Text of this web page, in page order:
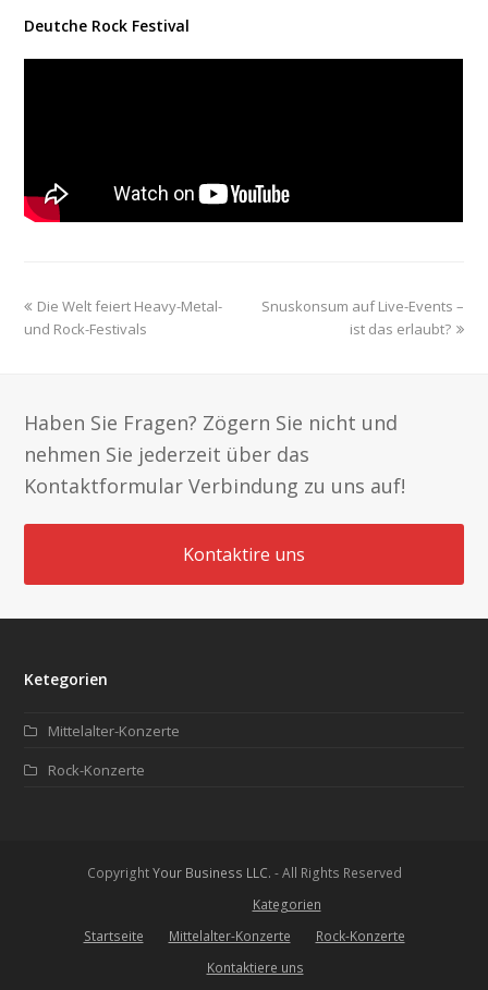
Deutche Rock Festival
previous
post:
Die Welt feiert Heavy-Metal-
und Rock-Festivals
next
Snuskonsum auf Live-Events –
ist das erlaubt?
Haben Sie Fragen? Zögern Sie nicht und
nehmen Sie jederzeit über das
Kontaktformular Verbindung zu uns auf!
Kontaktire uns
Ketegorien
Mittelalter-Konzerte
Rock-Konzerte
CopyrightYour Business LLC. - All Rights Reserved
Startseite
Kategorien
Mittelalter-Konzerte
Rock-Konzerte
Kontaktiere uns